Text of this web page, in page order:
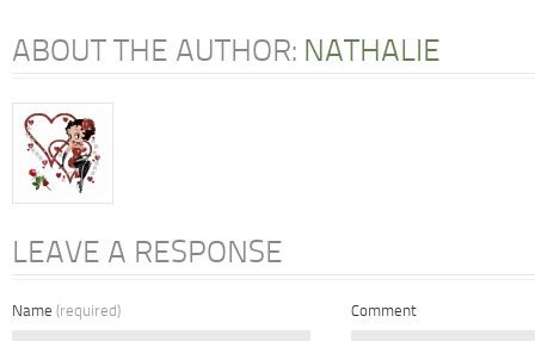
ABOUT THE AUTHOR: NATHALIE
LEAVE A RESPONSE
Name (required) Comment